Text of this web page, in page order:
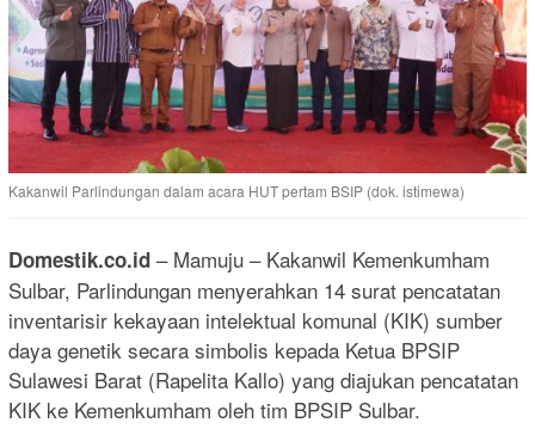
Kakanwil Parlindungan dalam acara HUT pertam BSIP (dok. istimewa)
Domestik.co.id – Mamuju – Kakanwil Kemenkumham
Sulbar, Parlindungan menyerahkan 14 surat pencatatan
inventarisir kekayaan intelektual komunal (KIK) sumber
daya genetik secara simbolis kepada Ketua BPSIP
Sulawesi Barat (Rapelita Kallo) yang diajukan pencatatan
KIK ke Kemenkumham oleh tim BPSIP Sulbar.